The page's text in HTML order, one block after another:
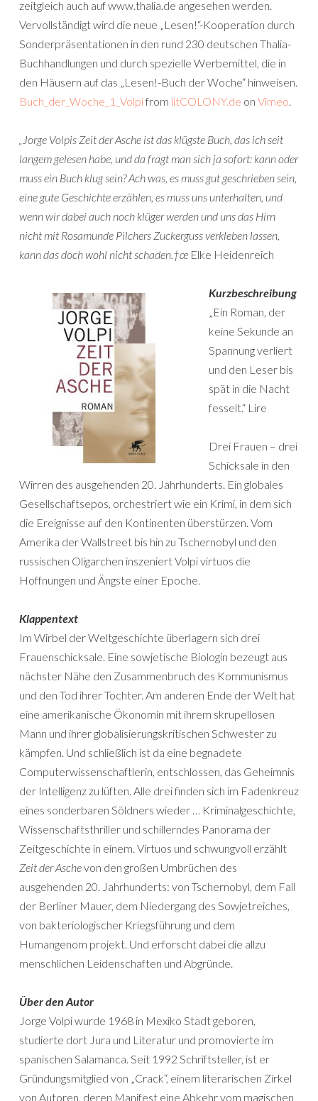
zeitgleich auch auf www.thalia.de angesehen werden.
Vervollständigt wird die neue „Lesen!“-Kooperation durch
Sonderpräsentationen in den rund 230 deutschen Thalia-
Buchhandlungen und durch spezielle Werbemittel, die in
den Häusern auf das „Lesen!-Buch der Woche“ hinweisen.
Buch_der_Woche_1_Volpifrom litCOLONY.de on Vimeo.
„Jorge Volpis Zeit der Asche ist das klügste Buch, das ich seit
langem gelesen habe, und da fragt man sich ja sofort: kann oder
muss ein Buch klug sein? Ach was, es muss gut geschrieben sein,
eine gute Geschichte erzählen, es muss uns unterhalten, und
wenn wir dabei auch noch klüger werden und uns das Hirn
nicht mit Rosamunde Pilchers Zuckerguss verkleben lassen,
kann das doch wohl nicht schaden.†œ Elke Heidenreich
Kurzbeschreibung
„Ein Roman, der
keine Sekunde an
Spannung verliert
und den Leser bis
spät in die Nacht
fesselt.“ Lire
Drei Frauen – drei
Schicksale in den
Wirren des ausgehenden 20. Jahrhunderts. Ein globales
Gesellschaftsepos, orchestriert wie ein Krimi, in dem sich
die Ereignisse auf den Kontinenten überstürzen. Vom
Amerika der Wallstreet bis hin zu Tschernobyl und den
russischen Oligarchen inszeniert Volpi virtuos die
Hoffnungen und Ängste einer Epoche.
Klappentext
Im Wirbel der Weltgeschichte überlagern sich drei
Frauenschicksale. Eine sowjetische Biologin bezeugt aus
nächster Nähe den Zusammenbruch des Kommunismus
und den Tod ihrer Tochter. Am anderen Ende der Welt hat
eine amerikanische Ökonomin mit ihrem skrupellosen
Mann und ihrer globalisierungskritischen Schwester zu
kämpfen. Und schließlich ist da eine begnadete
Computerwissenschaftlerin, entschlossen, das Geheimnis
der Intelligenz zu lüften. Alle drei finden sich im Fadenkreuz
eines sonderbaren Söldners wieder … Kriminalgeschichte,
Wissenschaftsthriller und schillerndes Panorama der
Zeitgeschichte in einem. Virtuos und schwungvoll erzählt
Zeit der Aschevon den großen Umbrüchen des
ausgehenden 20. Jahrhunderts: von Tschernobyl, dem Fall
der Berliner Mauer, dem Niedergang des Sowjetreiches,
von bakteriologischer Kriegsführung und dem
Humangenom projekt. Und erforscht dabei die allzu
menschlichen Leidenschaften und Abgründe.
Über den Autor
Jorge Volpi wurde 1968 in Mexiko Stadt geboren,
studierte dort Jura und Literatur und promovierte im
spanischen Salamanca. Seit 1992 Schriftsteller, ist er
Gründungsmitglied von „Crack“, einem literarischen Zirkel
von Autoren, deren Manifest eine Abkehr vom magischen